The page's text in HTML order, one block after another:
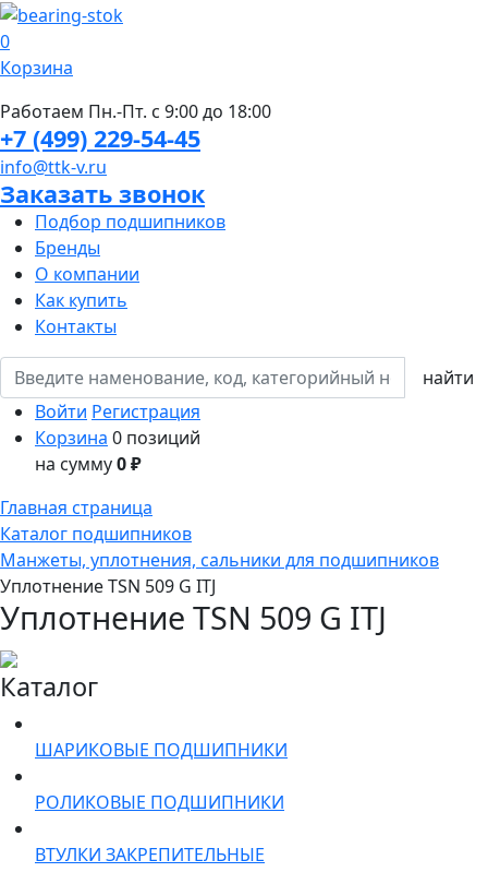
0
Корзина
Работаем Пн.-Пт. с 9:00 до 18:00
+7 (499) 229-54-45
info@ttk-v.ru
Заказать звонок
Подбор подшипников
Бренды
О компании
Как купить
Контакты
Войти Регистрация
Корзина 0 позиций
на сумму0 ₽
Главная страница
Каталог подшипников
Манжеты, уплотнения, сальники для подшипников
Уплотнение TSN 509 G ITJ
Уплотнение TSN 509 G ITJ
Каталог
ШАРИКОВЫЕ ПОДШИПНИКИ
РОЛИКОВЫЕ ПОДШИПНИКИ
ВТУЛКИ ЗАКРЕПИТЕЛЬНЫЕ